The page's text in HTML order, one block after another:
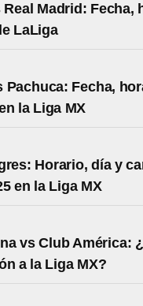
Madrid: Fecha,
LaLiga
Pachuca: Fecha,
la Liga MX
Horario, día y
en la Liga MX
vs Club América:
a la Liga MX?